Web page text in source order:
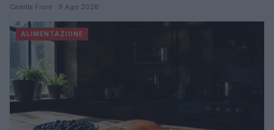
Camilla Fiore · 9 Ago 2026
ALIMENTAZIONE